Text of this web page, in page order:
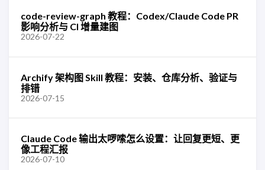
code-review-graph 教程：Codex/Claude Code PR
影响分析与 CI 增量建图
2026-07-22
Archify 架构图 Skill 教程：安装、仓库分析、验证与
排错
2026-07-15
Claude Code 输出太啰嗦怎么设置：让回复更短、更
像工程汇报
2026-07-10